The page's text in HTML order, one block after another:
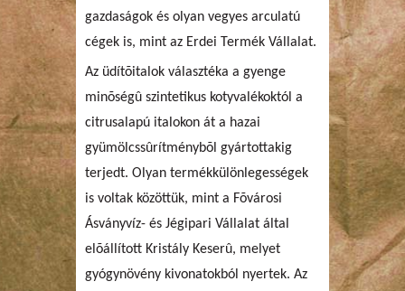
gazdaságok és olyan vegyes arculatú
cégek is, mint az Erdei Termék Vállalat.
Az üdítõitalok választéka a gyenge
minõségû szintetikus kotyvalékoktól a
citrusalapú italokon át a hazai
gyümölcssûrítménybõl gyártottakig
terjedt. Olyan termékkülönlegességek
is voltak közöttük, mint a Fõvárosi
Ásványvíz- és Jégipari Vállalat által
elõállított Kristály Keserû, melyet
gyógynövény kivonatokból nyertek. Az